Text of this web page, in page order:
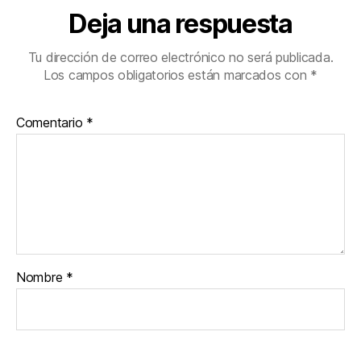
Deja una respuesta
Tu dirección de correo electrónico no será publicada.
Los campos obligatorios están marcados con *
Comentario *
Nombre *